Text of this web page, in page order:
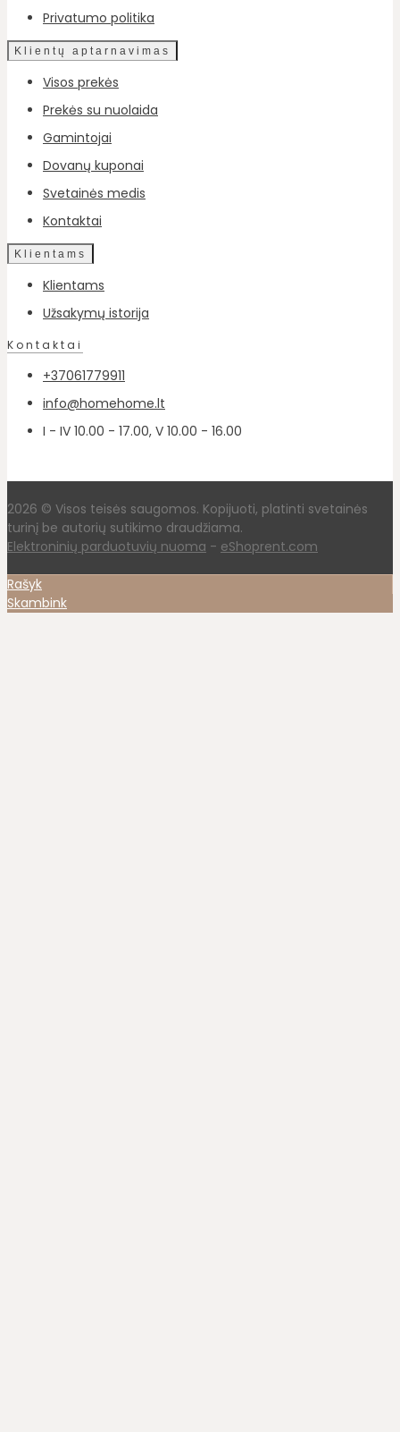
Privatumo politika
Klientų aptarnavimas
Visos prekės
Prekės su nuolaida
Gamintojai
Dovanų kuponai
Svetainės medis
Kontaktai
Klientams
Klientams
Užsakymų istorija
Kontaktai
+37061779911
info@homehome.lt
I - IV 10.00 - 17.00, V 10.00 - 16.00
2026 © Visos teisės saugomos. Kopijuoti, platinti svetainės
turinį be autorių sutikimo draudžiama.
Elektroninių parduotuvių nuoma - eShoprent.com
Rašyk
Skambink